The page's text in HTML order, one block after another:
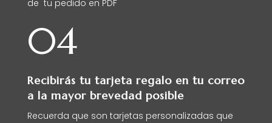
de tu pedido en PDF
04
Recibirás tu tarjeta regalo en tu correo
a la mayor brevedad posible
Recuerda que son tarjetas personalizadas que